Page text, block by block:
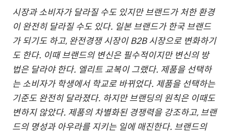
시장과 소비자가 달라질 수도 있지만 브랜드가 처한 환경
이 완전히 달라질 수도 있다. 일본 브랜드가 한국 브랜드
가 되기도 하고, 완전경쟁 시장이 B2B 시장으로 변화하기
도 한다. 이때 브랜드의 변신은 필수적이지만 변신의 방
법은 달라야 한다. 엘리트 교복이 그랬다. 제품을 선택하
는 소비자가 학생에서 학교로 바뀌었다. 제품을 선택하는
기준도 완전히 달라졌다. 하지만 브랜딩의 원칙은 이때도
변하지 않았다. 제품의 차별화된 경쟁력을 강조하고, 브랜
드의 명성과 아우라를 지키는 일에 매진한다. 브랜드의